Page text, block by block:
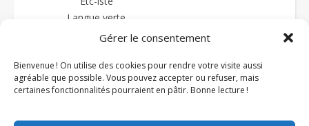
Gérer le consentement
Bienvenue ! On utilise des cookies pour rendre votre visite aussi
agréable que possible. Vous pouvez accepter ou refuser, mais
certaines fonctionnalités pourraient en pâtir. Bonne lecture !
Langue verte
La langue sauce-piquante
Textures
Zazipo